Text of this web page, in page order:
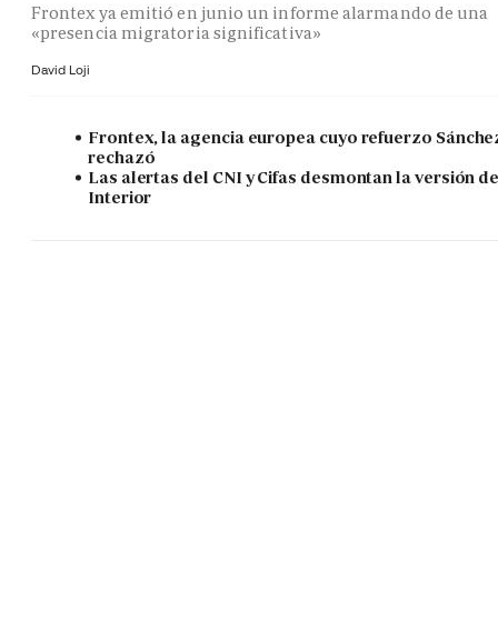
Frontex ya emitió en junio un informe alarmando de una
«presencia migratoria significativa»
David Loji
Frontex, la agencia europea cuyo refuerzo
rechazó
Las alertas del CNI y Cifas desmontan la versión
Interior